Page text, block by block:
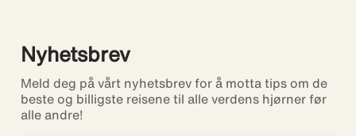
Nyhetsbrev
Meld deg på vårt nyhetsbrev for å motta tips om de
beste og billigste reisene til alle verdens hjørner før
alle andre!